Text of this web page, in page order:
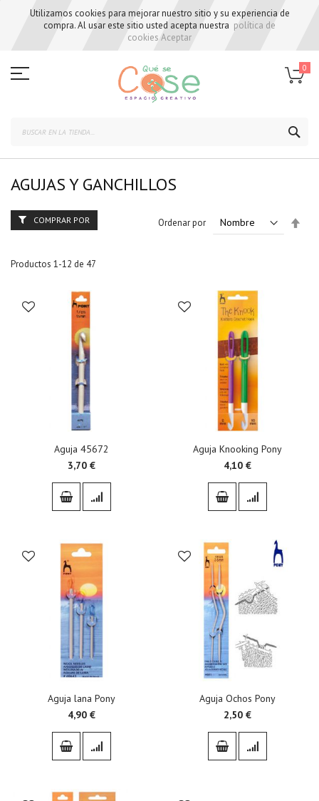
Utilizamos cookies para mejorar nuestro sitio y su experiencia de
compra. Al usar este sitio usted acepta nuestra política de
cookies Aceptar
to
Content
0
AGUJAS Y GANCHILLOS
Productos 1-12 de 47
Ordenar por
Aguja 45672
3,70 €
Aguja Knooking Pony
4,10 €
Aguja lana Pony
4,90 €
Aguja Ochos Pony
2,50 €
COMPRAR POR